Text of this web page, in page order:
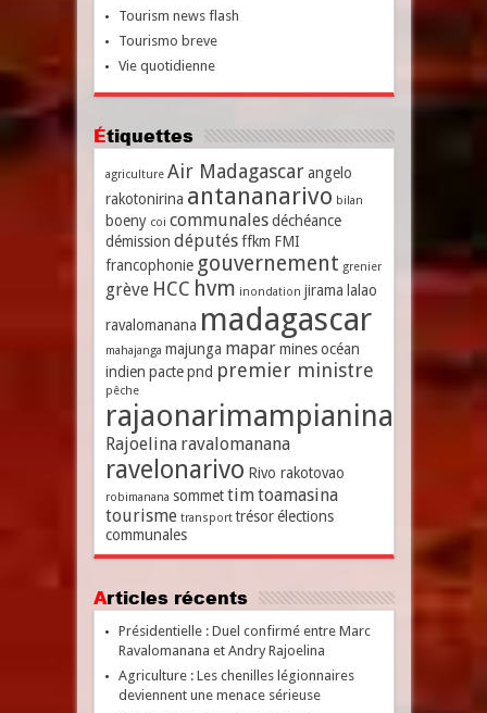
Tourism news flash
Tourismo breve
Vie quotidienne
Étiquettes
agriculture Air Madagascar angelo
rakotonirina antananarivo bilan
boeny coi communales déchéance
démission députés ffkm FMI
francophonie gouvernement grenier
grève HCC hvm inondation jirama lalao
ravalomanana madagascar
mahajanga majunga mapar mines océan
indien pacte pnd premier ministre
pêche
rajaonarimampianina
Rajoelina ravalomanana
ravelonarivo Rivo rakotovao
robimanana sommet timtoamasina
tourisme transport trésor élections
communales
Articles récents
Présidentielle : Duel confirmé entre Marc
Ravalomanana et Andry Rajoelina
Agriculture : Les chenilles légionnaires
deviennent une menace sérieuse